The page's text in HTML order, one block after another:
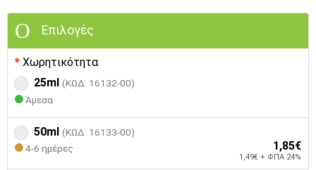
Επιλογές
Χωρητικότητα
25ml (ΚΩΔ: 16132-00)
Άμεσα
50ml (ΚΩΔ: 16133-00)
4-6 ημέρες
1,85€
1,49€ + ΦΠΑ 24%